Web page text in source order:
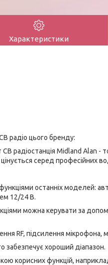
Характеристики
радіо цього бренду:
радіостанція Midland Alan -
серед професійних
останніх моделей:
12/24 В.
можна керувати за
RF, підсилення мікрофона,
забезпечує хороший діапазон.
корисних функцій,